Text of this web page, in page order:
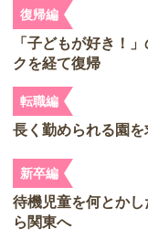
復帰編
「子どもが好き！
クを経て復帰
転職編
長く勤められる園
新卒編
待機児童を何とか
ら関東へ